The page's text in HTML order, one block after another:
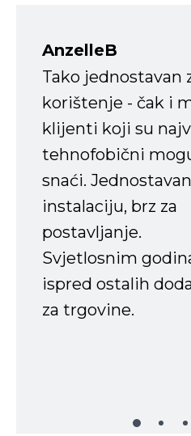
AnzelleB
Tako jednostavan
korištenje - čak i
klijenti koji su
tehnofobični
snaći.
instalaciju, brz za
postavljanje.
Svjetlosnim
ispred ostalih
za trgovine.